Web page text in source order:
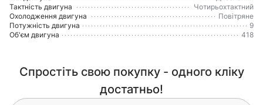
Тактність двигуна
Чотирьохтактний
Охолодження двигуна
Повітряне
Потужність двигуна
9
Об'єм двигуна
418
Спростіть свою покупку - одного кліку
достатньо!